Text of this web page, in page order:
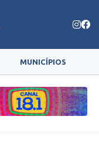
MUNICÍPIOS